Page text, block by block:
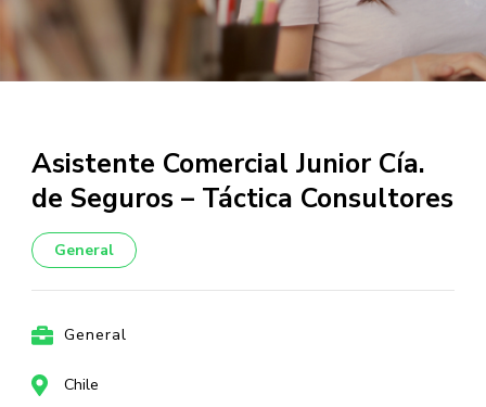
Asistente Comercial Junior Cía.
de Seguros – Táctica Consultores
General
General
Chile